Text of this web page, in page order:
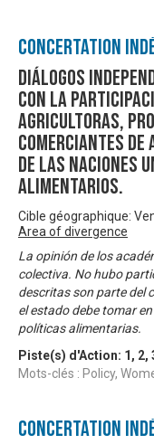
Concertation
Diálogos
con la
agricultoras,
comerciantes de
de las Naciones
Alimentarios.
Cible géographique:
Area of divergence
La opinión de los
colectiva. No hubo
descritas son parte del
el estado debe tomar
políticas alimentarias.
Piste(s) d'Action: 1 , 2,
Mots-clés : Policy,
Concertation